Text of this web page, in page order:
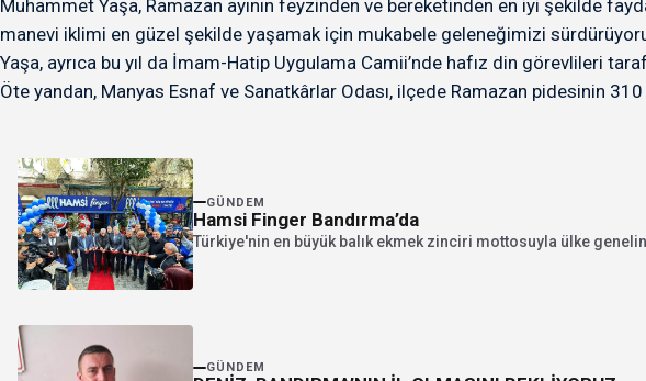
Muhammet Yaşa, Ramazan ayının feyzinden ve bereketinden en iyi şekilde
manevi iklimi en güzel şekilde yaşamak için mukabele geleneğimizi
Yaşa, ayrıca bu yıl da İmam-Hatip Uygulama Camii’nde hafız din görevlileri
Öte yandan, Manyas Esnaf ve Sanatkârlar Odası, ilçede Ramazan pidesinin
GÜNDEM
Hamsi Finger Bandırma’da
Türkiye'nin en büyük balık ekmek zinciri mottosuyla ülke
GÜNDEM